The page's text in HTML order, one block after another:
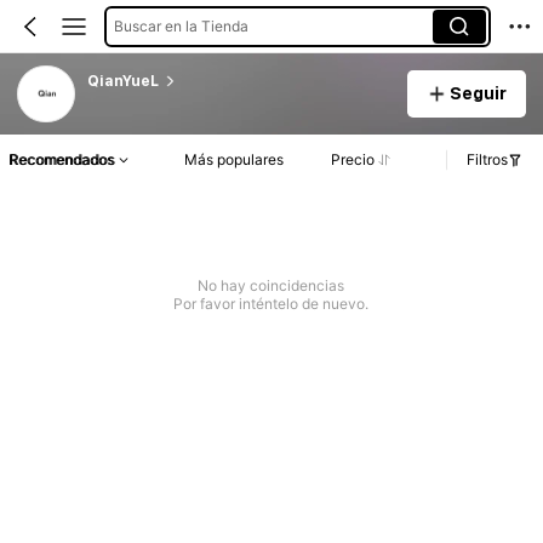
Buscar en la Tienda
QianYueL
Seguir
Recomendados Más populares Precio Filtros
No hay coincidencias
Por favor inténtelo de nuevo.